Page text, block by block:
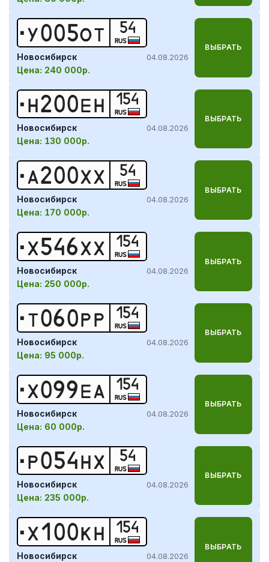
У005ОТ 54
RUS
Новосибирск 04.08.2026
Цена: 240 000р.
ВЫБРАТЬ
Т060РР 154
RUS
Новосибирск 04.08.2026
Цена: 95 000р.
ВЫБРАТЬ
Н200ЕН 154
RUS
Новосибирск 04.08.2026
Цена: 130 000р.
ВЫБРАТЬ
Х099Е А 154
RUS
Новосибирск 04.08.2026
Цена: 60 000р.
ВЫБРАТЬ
А200ХХ 54
RUS
Новосибирск 04.08.2026
Цена: 170 000р.
ВЫБРАТЬ
Р054НХ 54
RUS
Новосибирск 04.08.2026
Цена: 235 000р.
ВЫБРАТЬ
Х546ХХ 154
RUS
Новосибирск 04.08.2026
Цена: 250 000р.
ВЫБРАТЬ
Х1 00КН 154
RUS
Новосибирск 04.08.2026
ВЫБРАТЬ